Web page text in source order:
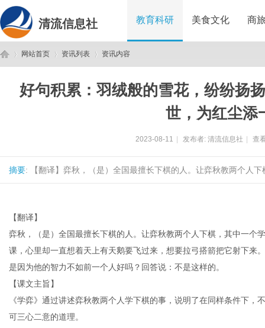
清流信息社 教育科研 美食文化 商
网站首页 资讯列表 资讯内容
好句积累：羽绒般的雪花，纷纷扬
世，为红尘添
2023-08-11 发布者: 清流信息社 查
摘要: 【翻译】弈秋，（是）全国最擅长下棋的人。让弈秋教两个人
【翻译】
弈秋，（是）全国最擅长下棋的人。让弈秋教两个人下棋，其中一个
课，心里却一直想着天上有天鹅要飞过来，想要拉弓搭箭把它射下来
是因为他的智力不如前一个人好吗？回答说：不是这样的。
【课文主旨】
《学弈》通过讲述弈秋教两个人学下棋的事，说明了在同样条件下
可三心二意的道理。